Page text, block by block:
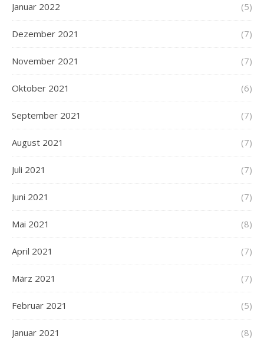
Januar 2022 (5)
Dezember 2021 (7)
November 2021 (7)
Oktober 2021 (6)
September 2021 (7)
August 2021 (7)
Juli 2021 (7)
Juni 2021 (7)
Mai 2021 (8)
April 2021 (7)
März 2021 (7)
Februar 2021 (5)
Januar 2021 (8)